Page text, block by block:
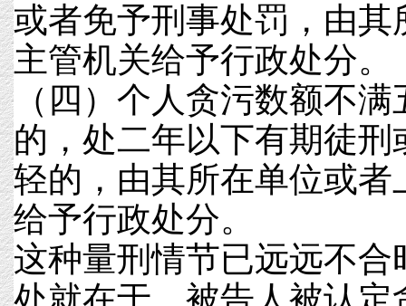
或者免予刑事处罚，由其
主管机关给予行政处分。
（四）个人贪污数额不
的，处二年以下有期徒
轻的，由其所在单位或者
给予行政处分。
这种量刑情节已远远不